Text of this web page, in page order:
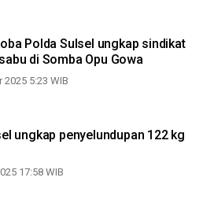
Polda Sulsel ungkap sindikat
di Somba Opu Gowa
2025 5:23 WIB
ungkap penyelundupan 122 kg
17:58 WIB